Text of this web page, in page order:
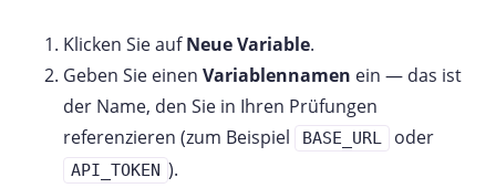
Klicken Sie aufNeue Variable.
Geben Sie einen Variablennamen ein — das ist
der Name, den Sie in Ihren Prüfungen
referenzieren (zum Beispiel
BASE_URL oder
API_TOKEN ).